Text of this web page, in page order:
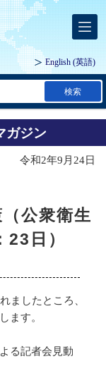
English (英語)
検索
ガジン
令和2年9月24日
公衆衛生
日）
ましたところ、
ます。
る記者会見動